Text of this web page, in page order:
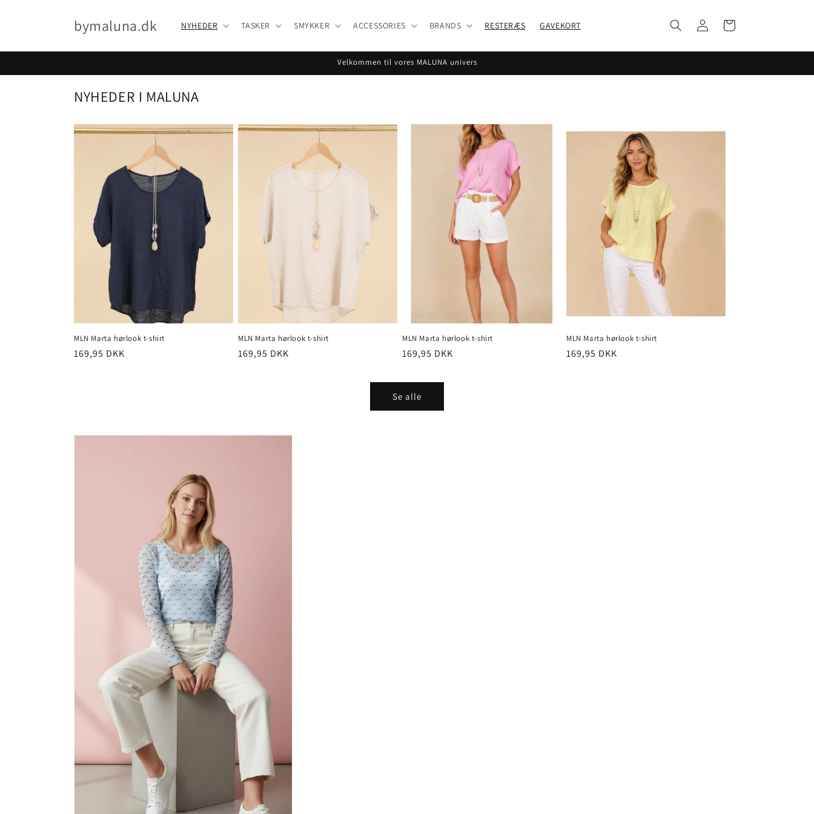
bymaluna.dk NYHEDER TASKER SMYKKER ACCESSORIES BRANDS RESTERÆS GAVEKORT
Log
ind
Indkøbskurv
Velkommen til vores MALUNA univers
NYHEDER I MALUNA
MLN Marta hørlook t-shirt
Normalpris
169,95 DKK
MLN Marta hørlook t-shirt
Normalpris
169,95 DKK
MLN Marta hørlook t-shirt
Normalpris
169,95 DKK
MLN Marta hørlook t-shirt
Normalpris
169,95 DKK
Se alle